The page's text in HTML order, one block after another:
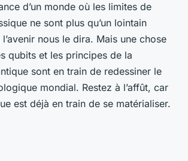
d’un monde où les limites de
ne sont plus qu’un lointain
nous le dira. Mais une chose
qubits et les principes de la
sont en train de redessiner le
mondial. Restez à l’affût, car
est déjà en train de se matérialiser.